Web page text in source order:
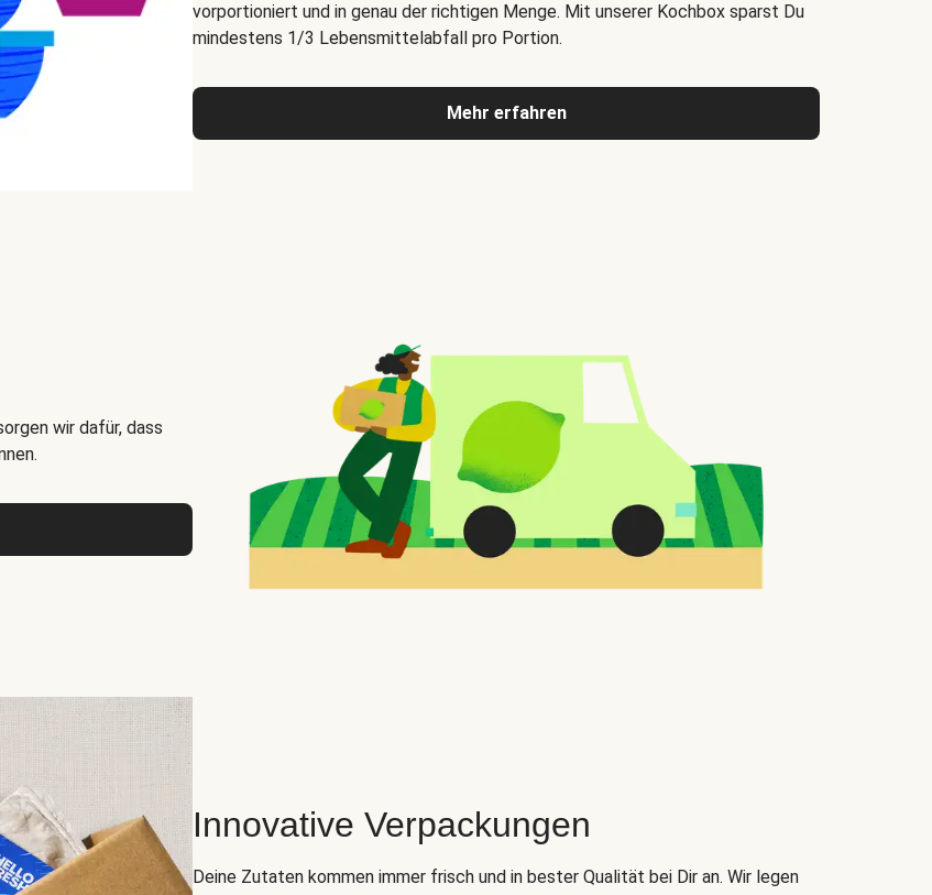
vorportioniert und in genau der richtigen Menge. Mit unserer Kochbox sparst Du
mindestens 1/3 Lebensmittelabfall pro Portion.
Mehr erfahren
wir dafür, dass
Innovative Verpackungen
Deine Zutaten kommen immer frisch und in bester Qualität bei Dir an. Wir legen